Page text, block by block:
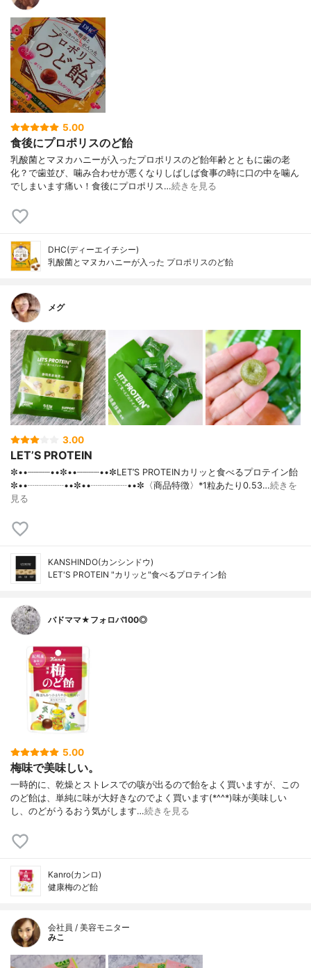
5.00
食後にプロポリスのど飴
乳酸菌とマヌカハニーが入ったプロポリスのど飴年齢とともに歯の老
化？で歯並び、噛み合わせが悪くなりしばしば食事の時に口の中を噛ん
でしまいます痛い！食後にプロポリス…続きを見る
DHC(ディーエイチシー)
乳酸菌とマヌカハニーが入った プロポリスのど飴
メグ
3.00
LET’S PROTEIN
✼••┈┈┈┈••✼••┈┈┈┈••✼LET’S PROTEINカリッと食べるプロテイン飴
✼••┈┈┈┈••✼••┈┈┈┈••✼〈商品特徴〉*1粒あたり0.53…続きを
見る
KANSHINDO(カンシンドウ)
LET'S PROTEIN "カリッと"食べるプロテイン飴
バドママ★フォロバ100◎
5.00
梅味で美味しい。
一時的に、乾燥とストレスでの咳が出るので飴をよく買いますが、この
のど飴は、単純に味が大好きなのでよく買います(*^^*)味が美味しい
し、のどがうるおう気がします…続きを見る
Kanro(カンロ)
健康梅のど飴
会社員 / 美容モニター
みこ